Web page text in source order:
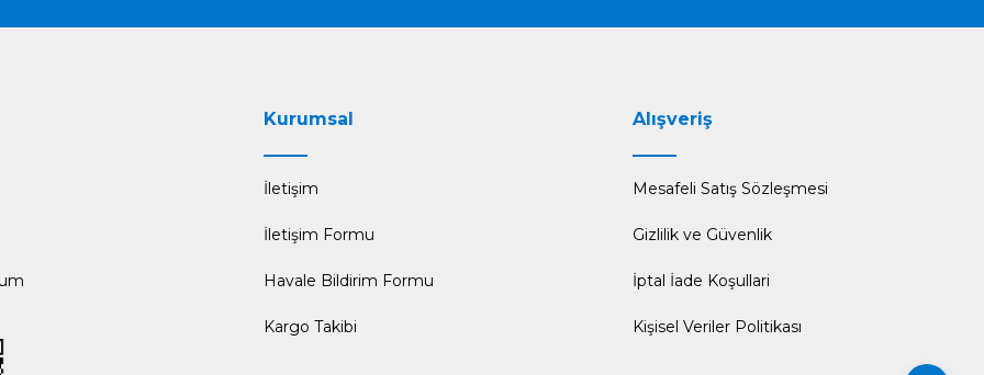
Kurumsal
İletişim
İletişim Formu
Havale Bildirim Formu
Kargo Takibi
Alışveriş
Mesafeli Satış Sözleşmesi
Gizlilik ve Güvenlik
İptal İade Koşullari
Kişisel Veriler Politikası